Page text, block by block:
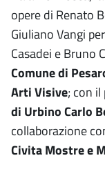
opere di Renato
Giuliano Vangi
Casadei e Bruno
Comune di
Arti Visive; con
di Urbino Carlo
collaborazione
Civita Mostre e